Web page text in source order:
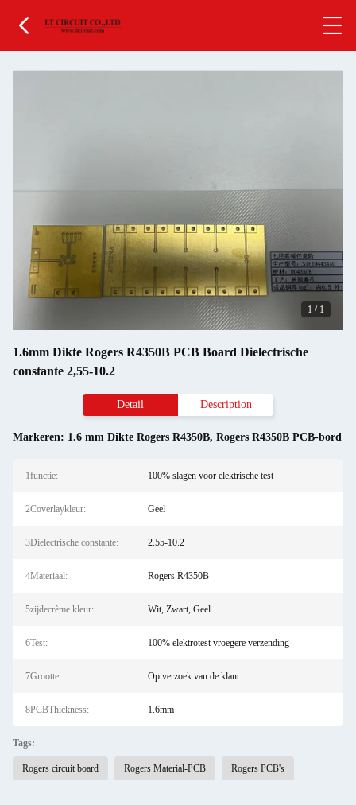
1 / 1
1.6mm Dikte Rogers R4350B PCB Board Dielectrische
constante 2,55-10.2
Detail Description
Markeren: 1.6 mm Dikte Rogers R4350B, Rogers R4350B PCB-bord
1functie: 100% slagen voor elektrische test
2Coverlaykleur: Geel
3Dielectrische constante: 2.55-10.2
4Materiaal: Rogers R4350B
5zijdecrème kleur: Wit, Zwart, Geel
6Test: 100% elektrotest vroegere verzending
7Grootte: Op verzoek van de klant
8PCBThickness: 1.6mm
Tags:
Rogers circuit board Rogers Material-PCB Rogers PCB's